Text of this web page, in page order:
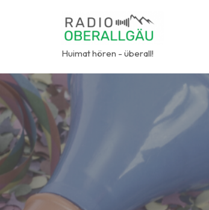
springen
Huimat hören - überall!